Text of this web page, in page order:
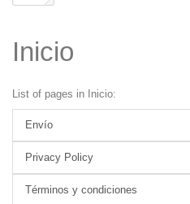
Inicio
List of pages in Inicio:
Envío
Privacy Policy
Términos y condiciones